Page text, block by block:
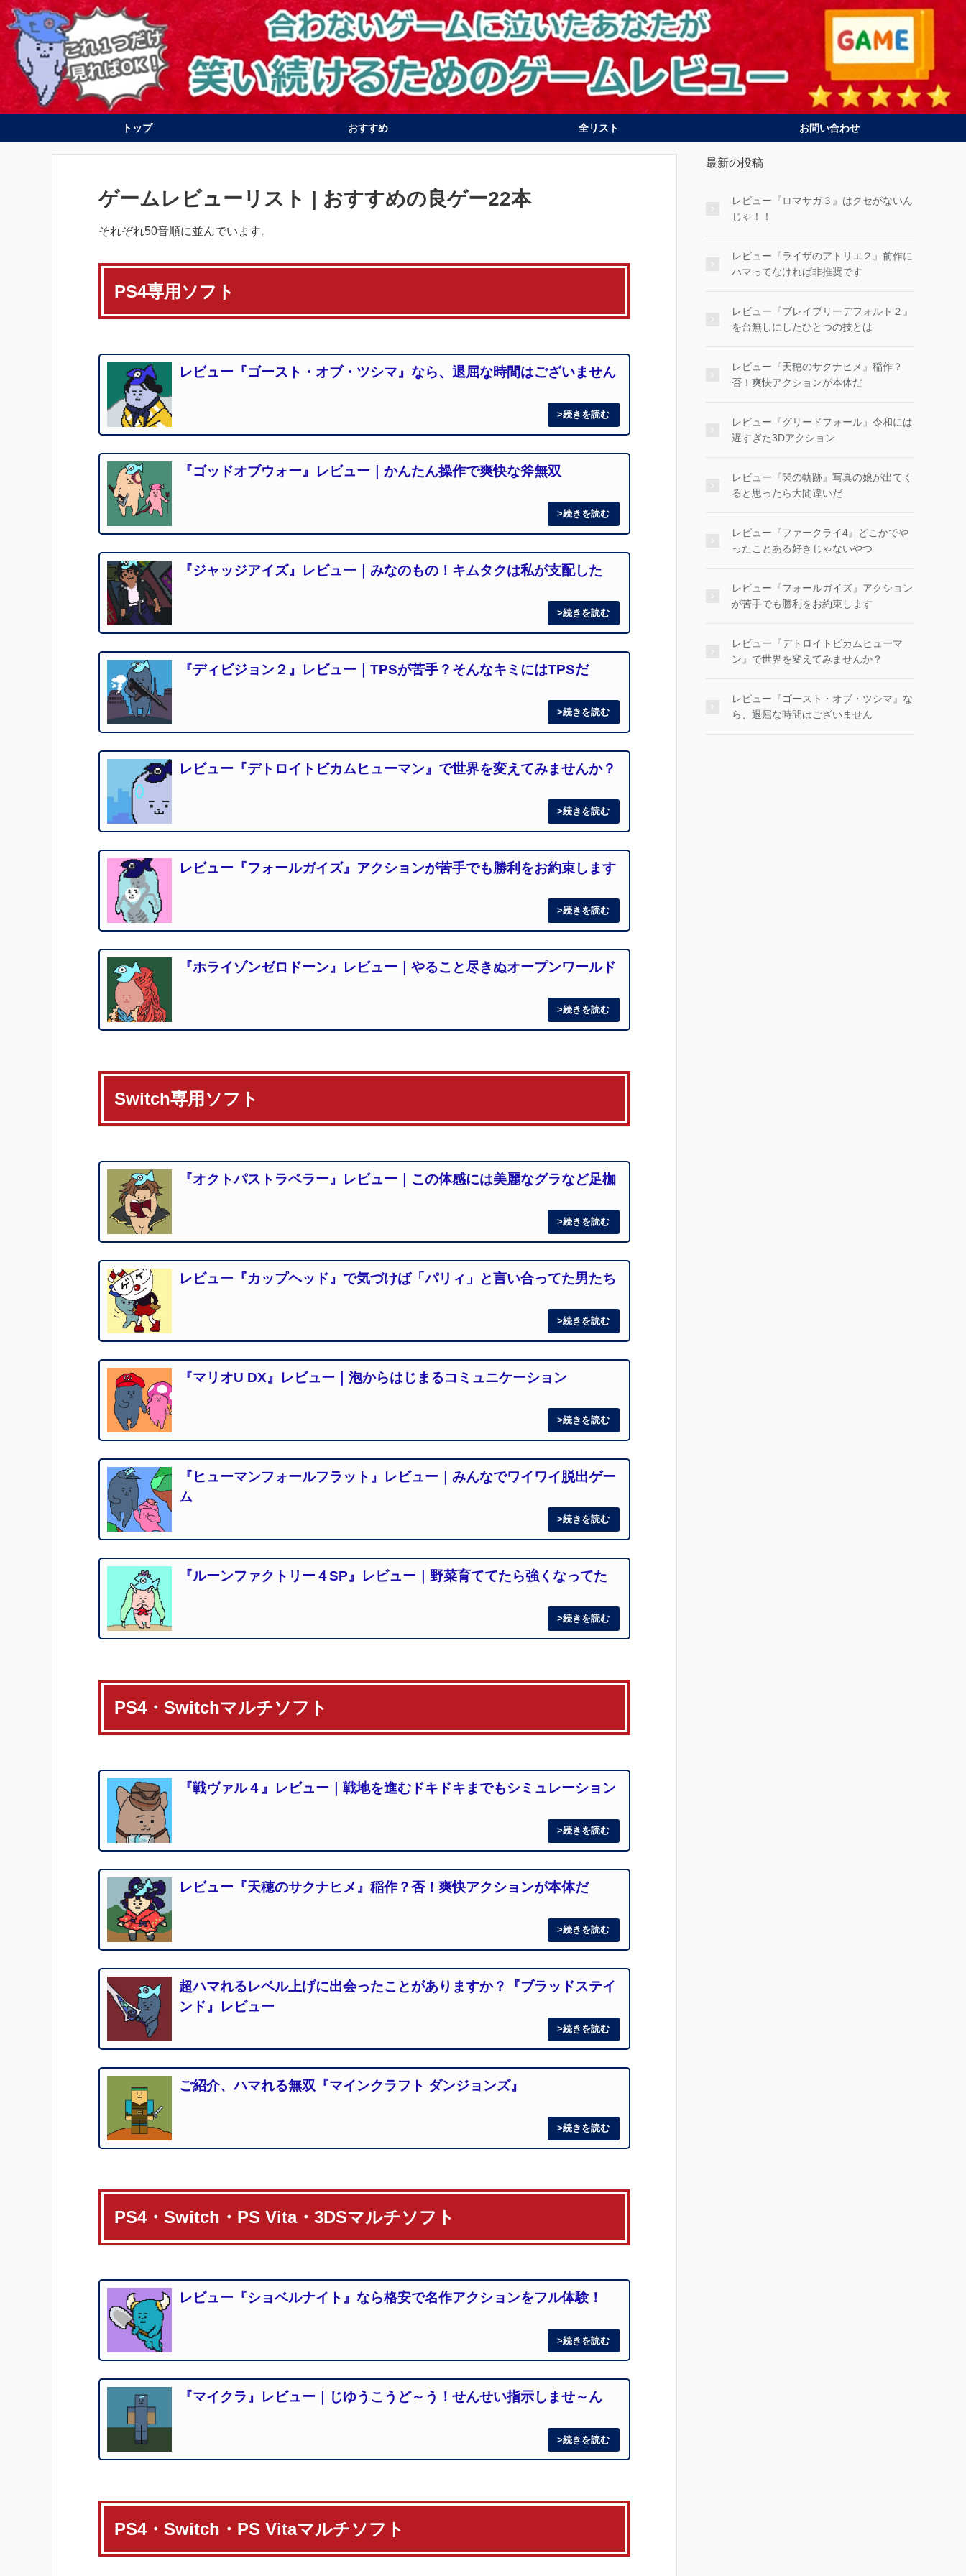
トップ おすすめ
PS4
Switch
全リスト
PS4
Switch
PS vita
3DS
お問い合わせ
ゲームレビューリスト | おすすめの良ゲー22本
それぞれ50音順に並んでいます。
PS4専用ソフト
レビュー『ゴースト・オブ・ツシマ』なら、退屈な時間はございません
『ゴッドオブウォー』レビュー｜かんたん操作で爽快な斧無双
『ジャッジアイズ』レビュー｜みなのもの！キムタクは私が支配した
『ディビジョン２』レビュー｜TPSが苦手？そんなキミにはTPSだ
レビュー『デトロイトビカムヒューマン』で世界を変えてみませんか？
レビュー『フォールガイズ』アクションが苦手でも勝利をお約束します
『ホライゾンゼロドーン』レビュー｜やること尽きぬオープンワールド
Switch専用ソフト
『オクトパストラベラー』レビュー｜この体感には美麗なグラなど足枷
レビュー『カップヘッド』で気づけば「パリィ」と言い合ってた男たち
『マリオU DX』レビュー｜泡からはじまるコミュニケーション
『ヒューマンフォールフラット』レビュー｜みんなでワイワイ脱出ゲー
ム
『ルーンファクトリー４SP』レビュー｜野菜育ててたら強くなってた
PS4・Switchマルチソフト
『戦ヴァル４』レビュー｜戦地を進むドキドキまでもシミュレーション
レビュー『天穂のサクナヒメ』稲作？否！爽快アクションが本体だ
超ハマれるレベル上げに出会ったことがありますか？『ブラッドステイ
ンド』レビュー
ご紹介、ハマれる無双『マインクラフト ダンジョンズ』
PS4・Switch・PS Vita・3DSマルチソフト
レビュー『ショベルナイト』なら格安で名作アクションをフル体験！
『マイクラ』レビュー｜じゆうこうど～う！せんせい指示しませ～ん
PS4・Switch・PS Vitaマルチソフト
最新の投稿
レビュー『ロマサガ３』はクセがないん
じゃ！！
レビュー『ライザのアトリエ２』前作に
ハマってなければ非推奨です
レビュー『ブレイブリーデフォルト２』
を台無しにしたひとつの技とは
レビュー『天穂のサクナヒメ』稲作？
否！爽快アクションが本体だ
レビュー『グリードフォール』令和には
遅すぎた3Dアクション
レビュー『閃の軌跡』写真の娘が出てく
ると思ったら大間違いだ
レビュー『ファークライ4』どこかでや
ったことある好きじゃないやつ
レビュー『フォールガイズ』アクション
が苦手でも勝利をお約束します
レビュー『デトロイトビカムヒューマ
ン』で世界を変えてみませんか？
レビュー『ゴースト・オブ・ツシマ』な
ら、退屈な時間はございません